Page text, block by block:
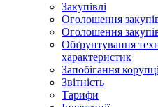
Закупівлі
Оголошення
Оголошення
Обґрунтування
характеристик
Запобігання
Звітність
Тарифи